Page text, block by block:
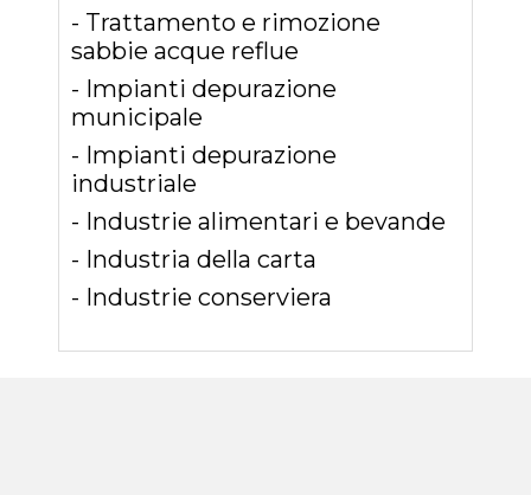
- Trattamento e rimozione
sabbie acque reflue
- Impianti depurazione
municipale
- Impianti depurazione
industriale
- Industrie alimentari e bevande
- Industria della carta
- Industrie conserviera